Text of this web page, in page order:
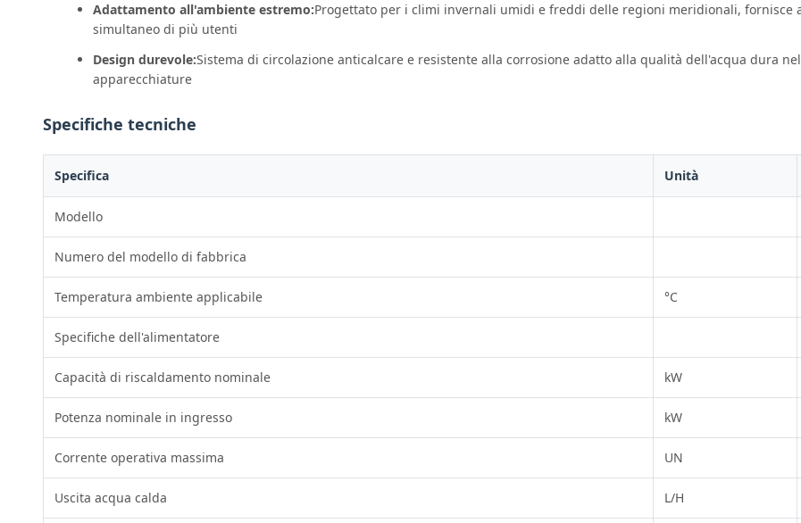
Adattamento all'ambiente estremo:Progettato per i climi invernali umidi e freddi delle regioni meridionali, fornisce
simultaneo di più utenti
Design durevole:Sistema di circolazione anticalcare e resistente alla corrosione adatto alla qualità dell'acqua dura
apparecchiature
Specifiche tecniche
Specifica Unità
Modello
Numero del modello di fabbrica
Temperatura ambiente applicabile °C
Specifiche dell'alimentatore
Capacità di riscaldamento nominale kW
Potenza nominale in ingresso kW
Corrente operativa massima UN
Uscita acqua calda L/H